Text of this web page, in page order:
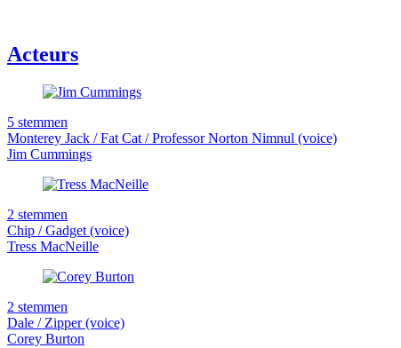
Acteurs
5 stemmen
Monterey Jack / Fat Cat / Professor Norton Nimnul (voice)
Jim Cummings
2 stemmen
Chip / Gadget (voice)
Tress MacNeille
2 stemmen
Dale / Zipper (voice)
Corey Burton